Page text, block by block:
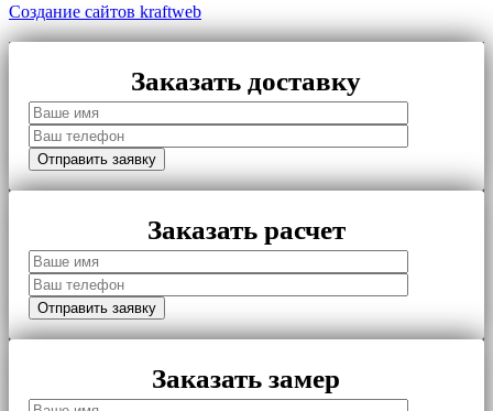
Создание сайтов kraftweb
Заказать доставку
Заказать расчет
Заказать замер